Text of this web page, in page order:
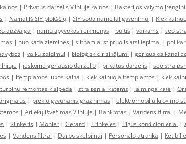
| Privatus darzelis Vilniuje kainos | Bakterijos valymo
| Namai iš SIP plokščių | SIP sodo nameliai gyvenimui | Kiek
apzvalga | namu apyvokos reikmenys | buitis | vaikams | seo
| nuo kada ziemines | siltnamiai stipruolis atsiliepimai |
| vaiku zaidimui | bioloģiskie risinājumi | geriausios
| ieskome geriausio darzelio | privatus darzelis | seo
| itempiamos lubos kaina | kiek kainuoja itempiamos | kiek
turbinu remontas klaipeda | straipsniai katems | laiminga kate |
| prekiu gyvunams grazinimas | elektromobiliu krovimo
| Atliekų išvežimas Vilniuje | Bankrotas | Vandens filtrai |
| Klinkeris | Monier | Gerard | Trinkeles | Pigus kondicionieriai |
| Vandens filtrai | Darbo skelbimai | Personalo atranka | Ket